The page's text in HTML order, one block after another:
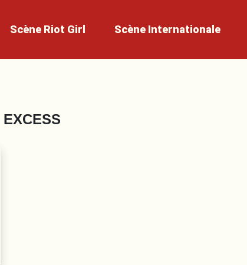
Scène Riot Girl Scène Internationale
EXCESS